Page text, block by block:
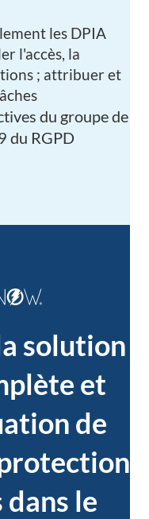
les DPIA
l'accès, la
; attribuer et
du groupe de
du RGPD
solution
et
de
dans le